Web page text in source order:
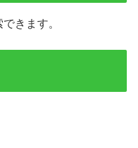
きます。